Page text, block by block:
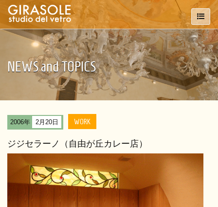
NEWS and TOPICS
2006年 2月20日 WORK
ジジセラーノ（自由が丘カレー店）